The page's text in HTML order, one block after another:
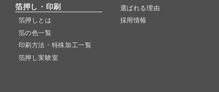
箔押し・印刷
箔押しとは
箔の色一覧
印刷方法・特殊加工一覧
箔押し実験室
選ばれる理由
採用情報